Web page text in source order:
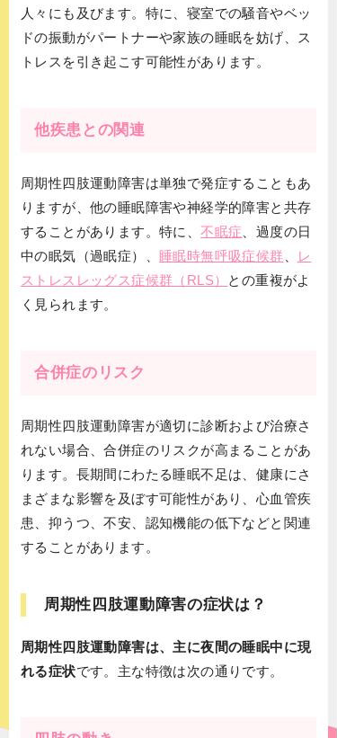
人々にも及びます。特に、寝室での騒音やベッ
ドの振動がパートナーや家族の睡眠を妨げ、ス
トレスを引き起こす可能性があります。
他疾患との関連
周期性四肢運動障害は単独で発症することもあ
りますが、他の睡眠障害や神経学的障害と共存
することがあります。特に、不眠症 、過度の日
中の眠気（過眠症）、 睡眠時無呼吸症候群
レ
ストレスレッグス症候群（RLS） との重複がよ
く見られます。
合併症のリスク
周期性四肢運動障害が適切に診断および治療さ
れない場合、合併症のリスクが高まることがあ
ります。長期間にわたる睡眠不足は、健康にさ
まざまな影響を及ぼす可能性があり、心血管疾
患、抑うつ、不安、認知機能の低下などと関連
することがあります。
周期性四肢運動障害の症状は？
周期性四肢運動障害は、主に夜間の睡眠中に現
れる症状です。主な特徴は次の通りです。